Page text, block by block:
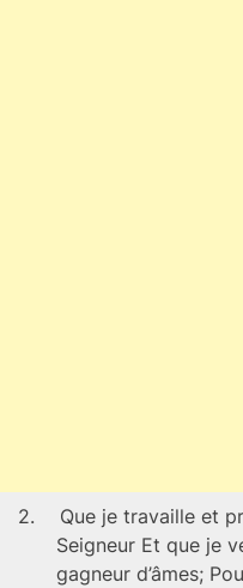
2.
Que je travaille et
Seigneur Et que je
gagneur d’âmes;